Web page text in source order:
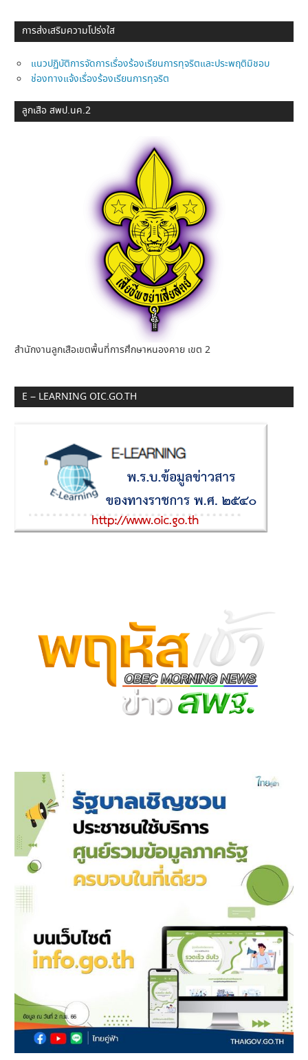
การส่งเสริมความโปร่งใส
แนวปฏิบัติการจัดการเรื่องร้องเรียนการทุจริตและประพฤติมิชอบ
ช่องทางแจ้งเรื่องร้องเรียนการทุจริต
ลูกเสือ สพป.นค.2
สำนักงานลูกเสือเขตพื้นที่การศึกษาหนองคาย เขต 2
E – LEARNING OIC.GO.TH